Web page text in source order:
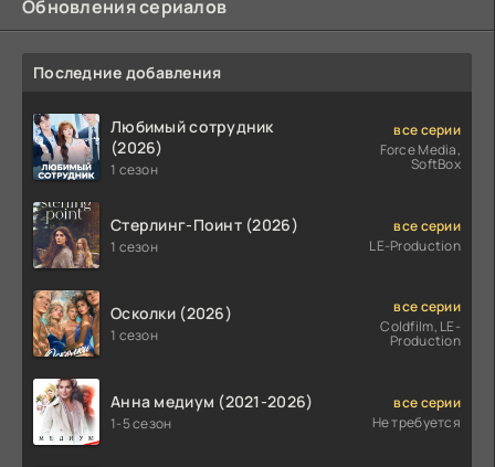
Обновления сериалов
Последние добавления
Любимый сотрудник
(2026)
1 сезон
все серии
Force Media,
SoftBox
Стерлинг-Поинт (2026)
1 сезон
все серии
LE-Production
Осколки (2026)
1 сезон
все серии
Coldfilm, LE-
Production
Анна медиум (2021-2026)
1-5 сезон
все серии
Не требуется